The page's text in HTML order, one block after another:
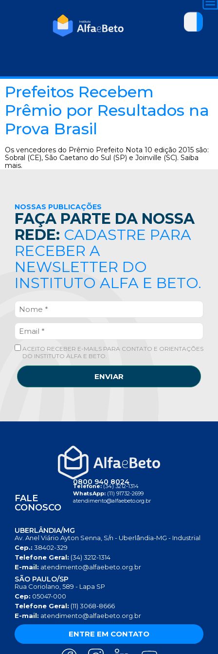
Prefeitos Recebem
Prêmio por Resultados na
Prova Brasil
Os vencedores do Prêmio Prefeito Nota 10 edição 2015 são:
Sobral (CE), São Caetano do Sul (SP) e Joinville (SC). Saiba
mais.
NOSSAS PUBLICAÇÕES
FAÇA PARTE DA NOSSA
REDE: CADASTRE PARA
RECEBER A
NEWSLETTER DO
INSTITUTO ALFA E BETO.
ACEITO RECEBER E-MAILS PARA CONTATO E ORIENTAÇÕES
DO INSTITUTO ALFA E BETO.
ENVIAR
FALE
CONOSCO
0800 940 8024
Telefone:(34) 3212-1314
WhatsApp: (11) 91732-2699
atendimento@alfaebeto.org.br
UBERLÂNDIA/MG
Av. Anel Viário Ayton Senna, S/n - Uberlândia-MG - Industrial
Cep.: 38402-329
Telefone Geral: (34) 3212-1314
E-mail: atendimento@alfaebeto.org.br
SÃO PAULO/SP
Rua Coriolano, 589 - Lapa SP
Cep: 05047-000
Telefone Geral: (11) 3068-8666
E-mail: atendimento@alfaebeto.org.br
ENTRE EM CONTATO